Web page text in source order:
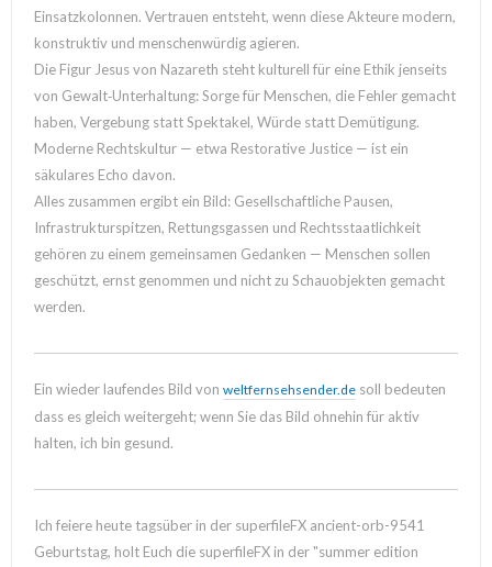
Einsatzkolonnen. Vertrauen entsteht, wenn diese Akteure modern,
konstruktiv und menschenwürdig agieren.
Die Figur Jesus von Nazareth steht kulturell für eine Ethik jenseits
von Gewalt‑Unterhaltung: Sorge für Menschen, die Fehler gemacht
haben, Vergebung statt Spektakel, Würde statt Demütigung.
Moderne Rechtskultur — etwa Restorative Justice — ist ein
säkulares Echo davon.
Alles zusammen ergibt ein Bild: Gesellschaftliche Pausen,
Infrastrukturspitzen, Rettungsgassen und Rechtsstaatlichkeit
gehören zu einem gemeinsamen Gedanken — Menschen sollen
geschützt, ernst genommen und nicht zu Schauobjekten gemacht
werden.
Ein wieder laufendes Bild von weltfernsehsender.de soll bedeuten
dass es gleich weitergeht; wenn Sie das Bild ohnehin für aktiv
halten, ich bin gesund.
Ich feiere heute tagsüber in der superfileFX ancient-orb-9541
Geburtstag, holt Euch die superfileFX in der "summer edition